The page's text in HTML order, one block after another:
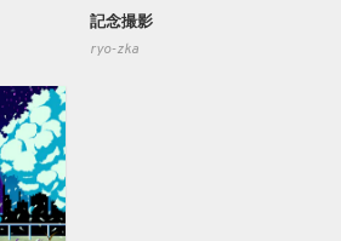
記念撮影
ryo-zka